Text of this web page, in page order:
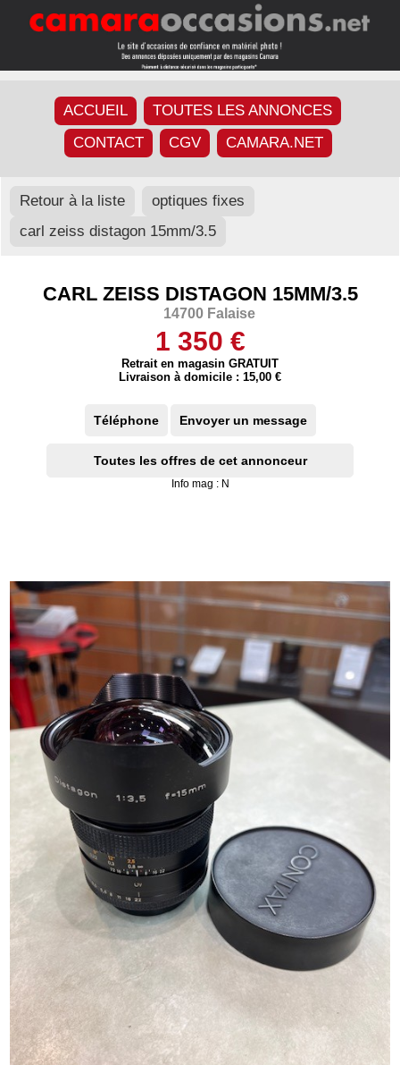
ACCUEIL
TOUTES LES ANNONCES
CONTACT
CGV CAMARA.NET
Retour à la liste
optiques fixes
carl zeiss distagon 15mm/3.5
CARL ZEISS DISTAGON 15MM/3.5
14700 Falaise
1 350 €
Retrait en magasin GRATUIT
Livraison à domicile : 15,00 €
Téléphone Envoyer un message
Toutes les offres de cet annonceur
Info mag : N